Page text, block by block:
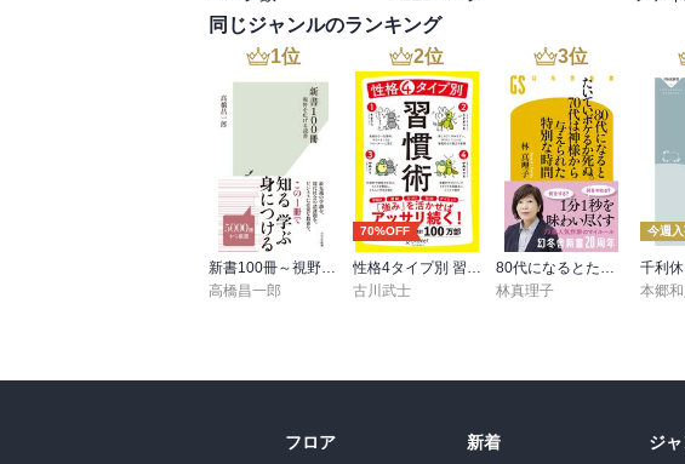
同じジャンルのランキング
1位
新書100冊～視野を広げる読書～
高橋昌一郎
2位
70%OFF
性格4タイプ別 習慣術
古川武士
3位
80代になるとたいていボケるか死ぬ。70代は神様から与えられた特別な時間
林真理子
今週
千利
本郷和
フロア
新着
ジ